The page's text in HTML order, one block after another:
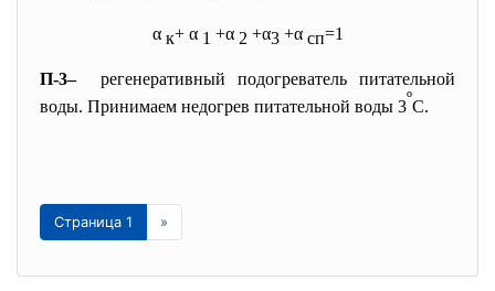
αк+ α1 +α2 +α3 +αсп=1
П-3–
регенеративный подогреватель питательной
воды. Принимаем недогрев питательной воды 3ºС.
Страница 1 »